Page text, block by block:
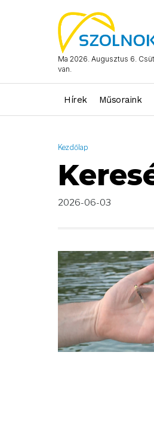
Ma 2026. Augusztus 6.
van.
Hírek Műsoraink
Kezdőlap
2026-06-03